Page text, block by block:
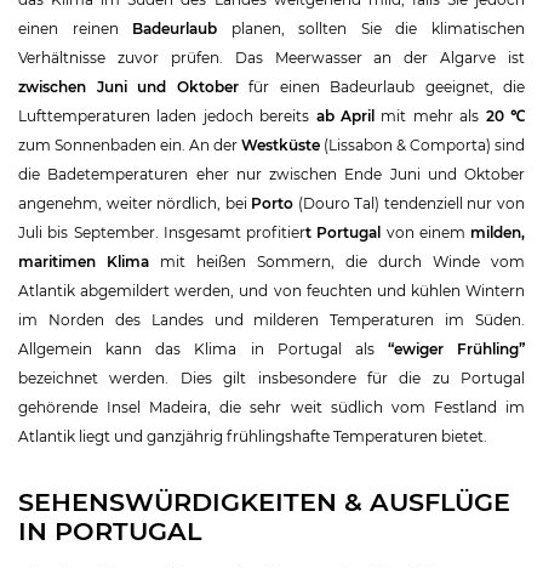
einen reinen Badeurlaub planen, sollten Sie die klimatischen
Verhältnisse zuvor prüfen. Das Meerwasser an der Algarve ist
zwischen Juni und Oktober für einen Badeurlaub geeignet, die
Lufttemperaturen laden jedoch bereits ab April mit mehr als 20 ℃
zum Sonnenbaden ein. An der Westküste (Lissabon & Comporta) sind
die Badetemperaturen eher nur zwischen Ende Juni und Oktober
angenehm, weiter nördlich, bei Porto (Douro Tal) tendenziell nur von
Juli bis September. Insgesamt profitiert Portugal von einem milden,
maritimen Klima mit heißen Sommern, die durch Winde vom
Atlantik abgemildert werden, und von feuchten und kühlen Wintern
im Norden des Landes und milderen Temperaturen im Süden.
Allgemein kann das Klima in Portugal als “ewiger Frühling”
bezeichnet werden. Dies gilt insbesondere für die zu Portugal
gehörende Insel Madeira, die sehr weit südlich vom Festland im
Atlantik liegt und ganzjährig frühlingshafte Temperaturen bietet.
SEHENSWÜRDIGKEITEN & AUSFLÜGE
IN PORTUGAL